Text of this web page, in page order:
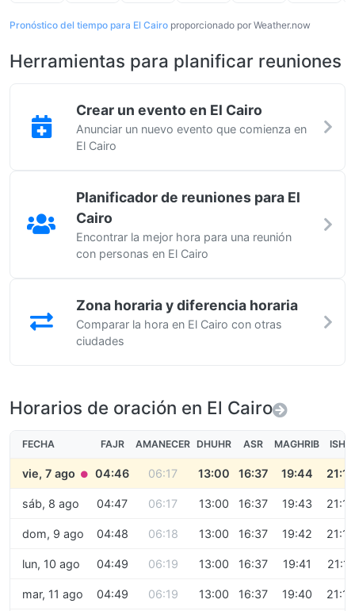
Pronóstico del tiempo para El Cairo proporcionado por Weather.now
Herramientas para planificar reuniones
Crear un evento en El Cairo
Anunciar un nuevo evento que comienza en
El Cairo
Planificador de reuniones para El
Cairo
Encontrar la mejor hora para una reunión
con personas en El Cairo
Zona horaria y diferencia horaria
Comparar la hora en El Cairo con otras
ciudades
Horarios de oración en El Cairo
FECHA FAJR AMANECER DHUHR ASR MAGHRIB ISHA
vie, 7 ago ● 04:46 06:17 13:00 16:37 19:44 21:14
sáb, 8 ago 04:47 06:17 13:00 16:37 19:43 21:13
dom, 9 ago 04:48 06:18 13:00 16:37 19:42 21:12
lun, 10 ago 04:49 06:19 13:00 16:37 19:41 21:11
mar, 11 ago 04:49 06:19 13:00 16:37 19:40 21:10